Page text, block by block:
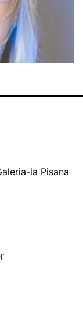
la Pisana